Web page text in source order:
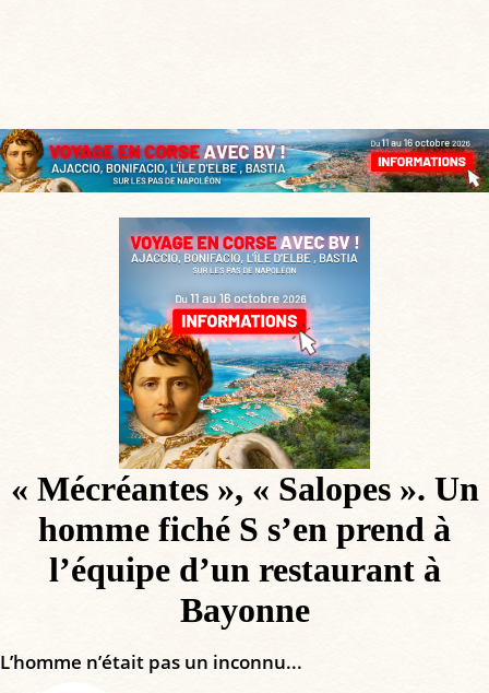
« Mécréantes », « Salopes ». Un
homme fiché S s’en prend à
l’équipe d’un restaurant à
Bayonne
L’homme n’était pas un inconnu...